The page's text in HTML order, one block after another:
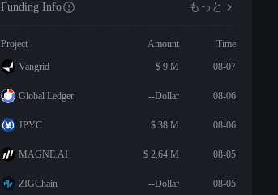
Funding Info もっと
Project Amount
Time
Vangrid
$ 9 M 08-07
Global Ledger --Dollar 08-06
JPYC $ 38 M 08-06
MAGNE.AI $ 2.64 M 08-05
ZIGChain --Dollar 08-05